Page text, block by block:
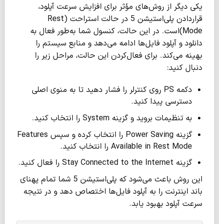
یکی دیگر از روش‌های مؤثر برای افزایش سرعت آپلود،
قراردادن پلی‌استیشن 5 در حالت استراحت (Rest
Mode)است. در این حالت، کنسول شما به‌طور فعال به
دانلود و آپلود فایل‌ها ادامه می‌دهد و منابع سیستم را
بهینه می‌کند. برای فعال‌کردن این حالت، مراحل زیر را
دنبال کنید:
دکمه PS روی کنترلر را فشار دهید تا به منوی اصلی
دسترسی پیدا کنید.
به تنظیمات بروید و گزینه System را انتخاب کنید.
گزینه Power Saving را انتخاب کرده و سپس Features
Available in Rest Mode را انتخاب کنید.
گزینه Stay Connected to the Internet را فعال کنید.
این روش باعث می‌شود که پلی‌استیشن 5 شما تمام پهنای
باند اینترنت را به آپلود فایل‌ها اختصاص دهد و در نتیجه
سرعت آپلود بهبود یابد.